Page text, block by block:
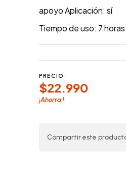
apoyo Aplicación: sí
Tiempo de uso: 7 horas
PRECIO
$22.990
¡Ahorra!
Compartir este